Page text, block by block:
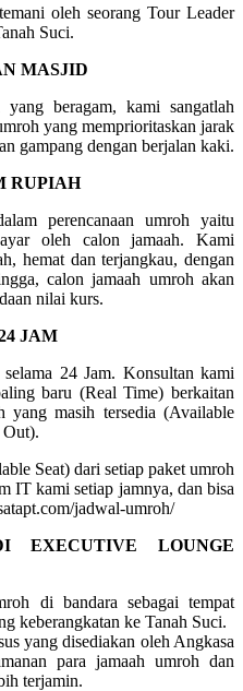
oleh seorang Tour Leader
Suci.
MASJID
beragam, kami sangatlah
yang memprioritaskan jarak
gampang dengan berjalan kaki.
RUPIAH
perencanaan umroh yaitu
oleh calon jamaah. Kami
hemat dan terjangkau, dengan
calon jamaah umroh akan
nilai kurs.
JAM
24 Jam. Konsultan kami
baru (Real Time) berkaitan
masih tersedia (Available
Out).
Seat) dari setiap paket umroh
IT kami setiap jamnya, dan bisa
jadwal-umroh/
EXECUTIVE LOUNGE
di bandara sebagai tempat
keberangkatan ke Tanah Suci.
yang disediakan oleh Angkasa
para jamaah umroh dan
terjamin.